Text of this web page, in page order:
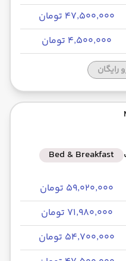
۴۷٬۵۰۰٬۰۰۰ تومان
۴٬۵۰۰٬۰۰۰ تومان
رایگان
Bed & Breakfast
۵۹٬۰۲۰٬۰۰۰ تومان
۷۱٬۹۸۰٬۰۰۰ تومان
۵۴٬۷۰۰٬۰۰۰ تومان